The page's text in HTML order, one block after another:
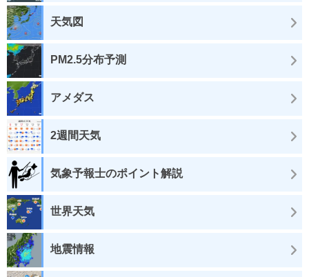
天気図
PM2.5分布予測
アメダス
2週間天気
気象予報士のポイント解説
世界天気
地震情報